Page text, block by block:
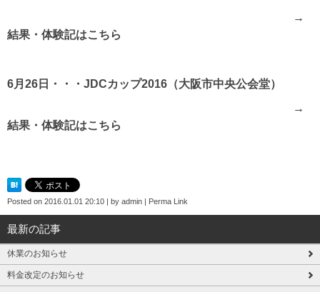
→
結果・体験記はこちら
6月26日・・・JDCカップ2016（大阪市中央公会堂）
→
結果・体験記はこちら
Posted on 2016.01.01 20:10 | by admin | Perma Link
最新の記事
休業のお知らせ
料金改定のお知らせ